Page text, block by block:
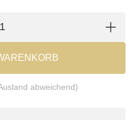
abweichend)